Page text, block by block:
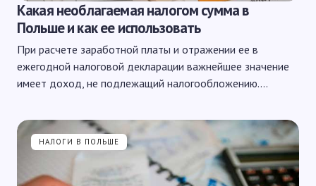
Какая необлагаемая налогом сумма в
Польше и как ее использовать
При расчете заработной платы и отражении ее в
ежегодной налоговой декларации важнейшее значение
имеет доход, не подлежащий налогообложению.…
НАЛОГИ В ПОЛЬШЕ